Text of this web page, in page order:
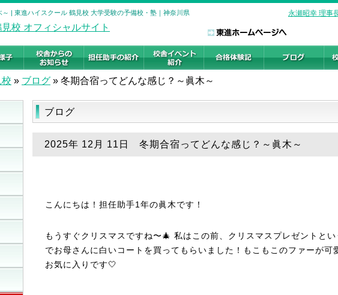
| 東進ハイスクール 鶴見校 大学受験の予備校・塾｜神奈川県 永瀬昭幸 理事
» ブログ » 冬期合宿ってどんな感じ？～眞木～
ブログ
2025年 12月 11日 冬期合宿ってどんな感じ？～眞木～
こんにちは！担任助手1年の眞木です！
もうすぐクリスマスですね〜🎄 私はこの前、クリスマスプレゼントとい
でお母さんに白いコートを買ってもらいました！もこもこのファーが可
お気に入りです🤍